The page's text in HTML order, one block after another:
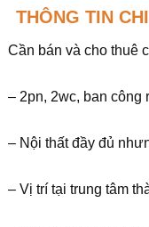
THÔNG TIN
Cần bán và cho thuê
– 2pn, 2wc, ban công
– Nội thất đầy đủ
– Vị trí tại trung tâm